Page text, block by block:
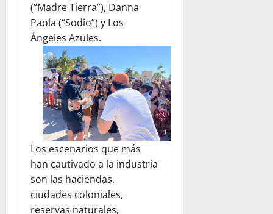
(“Madre Tierra”), Danna
Paola (“Sodio”) y Los
Ángeles Azules.
Los escenarios que más
han cautivado a la industria
son las haciendas,
ciudades coloniales,
reservas naturales,